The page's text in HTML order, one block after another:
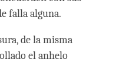
falla alguna.
de la misma
el anhelo